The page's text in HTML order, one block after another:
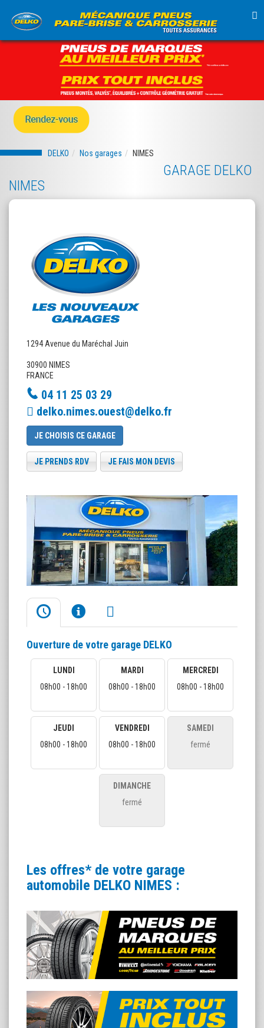
DELKO Nos garages NIMES
GARAGE DELKO
NIMES
1294 Avenue du Maréchal Juin
30900 NIMES
FRANCE
04 11 25 03 29
delko.nimes.ouest@delko.fr
JE CHOISIS CE GARAGE
JE PRENDS RDV JE FAIS MON DEVIS
Ouverture de votre garage DELKO
LUNDI
08h00 - 18h00
MARDI
08h00 - 18h00
MERCREDI
08h00 - 18h00
JEUDI
08h00 - 18h00
VENDREDI
08h00 - 18h00
SAMEDI
fermé
DIMANCHE
fermé
Les offres* de votre garage
automobile DELKO NIMES :